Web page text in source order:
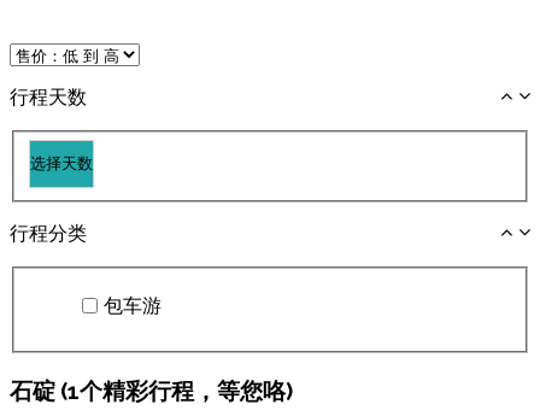
行程天数
行程分类
包车游
石碇 (1个精彩行程，等您咯)